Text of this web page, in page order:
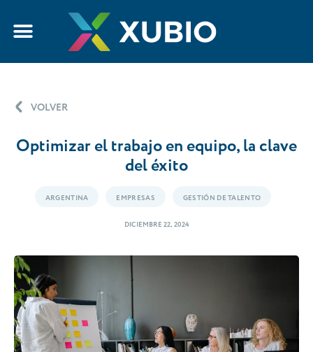
VOLVER
Optimizar el trabajo en equipo, la clave
del éxito
ARGENTINA EMPRESAS GESTIÓN DE TALENTO
DICIEMBRE 22, 2024